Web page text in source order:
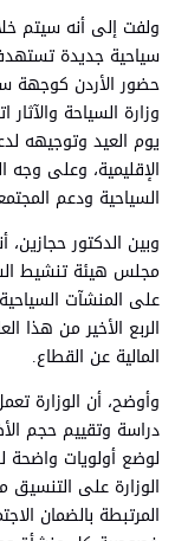
ولفت إلى أنه سيتم
سياحية جديدة
حضور الأردن كوجهة
وزارة السياحة والآثار
يوم العيد وتوجيهه
الإقليمية، وعلى
السياحية ودعم
وبين الدكتور
مجلس هيئة تنشيط
على المنشآت
الربع الأخير من هذا
المالية عن القطاع.
وأوضح، أن الوزارة
دراسة وتقييم حجم
لوضع أولويات واضحة
الوزارة على التنسيق
المرتبطة بالضمان